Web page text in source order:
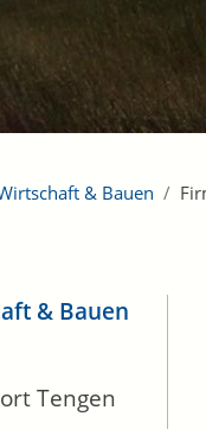
& Bauen
& Bauen
Tengen